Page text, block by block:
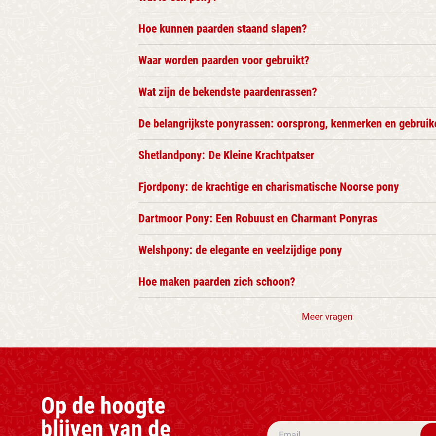
Hoe kunnen paarden staand slapen?
Waar worden paarden voor gebruikt?
Wat zijn de bekendste paardenrassen?
De belangrijkste ponyrassen: oorsprong, kenmerken en
Shetlandpony: De Kleine Krachtpatser
Fjordpony: de krachtige en charismatische Noorse pony
Dartmoor Pony: Een Robuust en Charmant Ponyras
Welshpony: de elegante en veelzijdige pony
Hoe maken paarden zich schoon?
Meer vragen
Op de hoogte
blijven van de